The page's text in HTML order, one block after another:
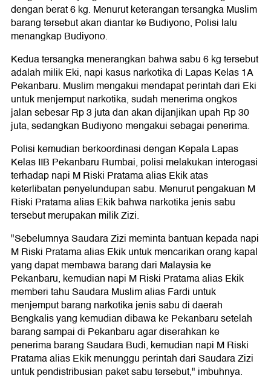
dengan berat 6 kg. Menurut keterangan tersangka Muslim
barang tersebut akan diantar ke Budiyono, Polisi lalu
menangkap Budiyono.
Kedua tersangka menerangkan bahwa sabu 6 kg tersebut
adalah milik Eki, napi kasus narkotika di Lapas Kelas 1A
Pekanbaru. Muslim mengakui mendapat perintah dari Eki
untuk menjemput narkotika, sudah menerima ongkos
jalan sebesar Rp 3 juta dan akan dijanjikan upah Rp 30
juta, sedangkan Budiyono mengakui sebagai penerima.
Polisi kemudian berkoordinasi dengan Kepala Lapas
Kelas IIB Pekanbaru Rumbai, polisi melakukan interogasi
terhadap napi M Riski Pratama alias Ekik atas
keterlibatan penyelundupan sabu. Menurut pengakuan M
Riski Pratama alias Ekik bahwa narkotika jenis sabu
tersebut merupakan milik Zizi.
"Sebelumnya Saudara Zizi meminta bantuan kepada napi
M Riski Pratama alias Ekik untuk mencarikan orang kapal
yang dapat membawa barang dari Malaysia ke
Pekanbaru, kemudian napi M Riski Pratama alias Ekik
memberi tahu Saudara Muslim alias Fardi untuk
menjemput barang narkotika jenis sabu di daerah
Bengkalis yang kemudian dibawa ke Pekanbaru setelah
barang sampai di Pekanbaru agar diserahkan ke
penerima barang Saudara Budi, kemudian napi M Riski
Pratama alias Ekik menunggu perintah dari Saudara Zizi
untuk pendistribusian paket sabu tersebut," imbuhnya.